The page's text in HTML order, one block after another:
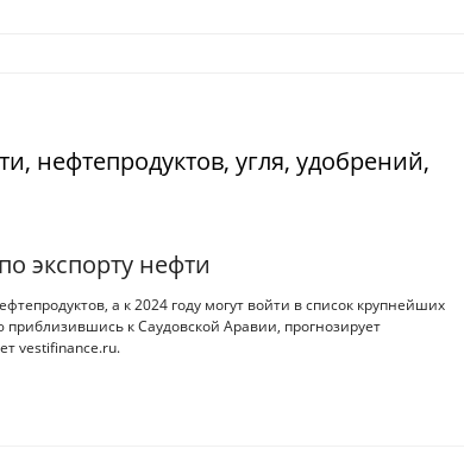
нефтепродуктов, угля, удобрений,
экспорту нефти
а к 2024 году могут войти в список крупнейших
к Саудовской Аравии, прогнозирует
vestifinance.ru.